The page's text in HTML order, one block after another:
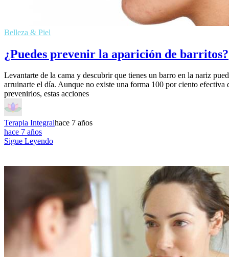
Belleza & Piel
¿Puedes prevenir la aparición de barritos?
Levantarte de la cama y descubrir que tienes un barro en la nariz
arruinarte el día. Aunque no existe una forma 100 por ciento efectiva
prevenirlos, estas acciones
Terapia Integralhace 7 años
hace 7 años
Sigue Leyendo